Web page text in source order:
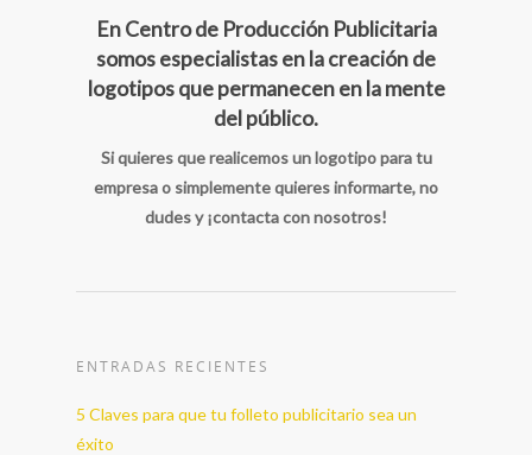
En Centro de Producción Publicitaria
somos especialistas en la creación de
logotipos que permanecen en la mente
del público.
Si quieres que realicemos un logotipo para tu
empresa o simplemente quieres informarte, no
dudes y ¡contacta con nosotros!
ENTRADAS RECIENTES
5 Claves para que tu folleto publicitario sea un
éxito